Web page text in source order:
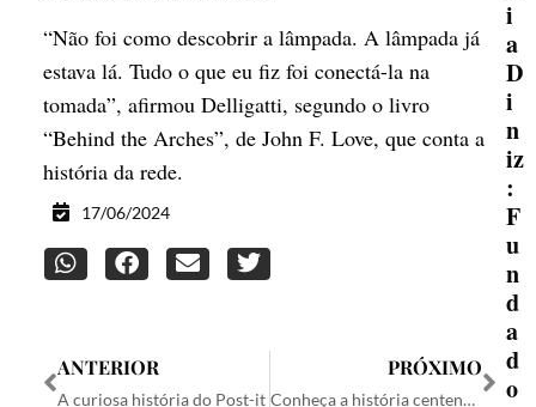
“Não foi como descobrir a lâmpada. A lâmpada já
estava lá. Tudo o que eu fiz foi conectá-la na
tomada”, afirmou Delligatti, segundo o livro
“Behind the Arches”, de John F. Love, que conta a
história da rede.
17/06/2024
ANTERIOR
A curiosa história do Post-it
PRÓXIMO
Conheça a história centenária da Catupiry
i
a
D
i
n
iz
:
F
u
n
d
a
d
o